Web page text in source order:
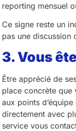
reporting mensuel
Ce signe reste un
pas une discussion
3. Vous
Être apprécié de
place concrète que
aux points
directement avec
service vous